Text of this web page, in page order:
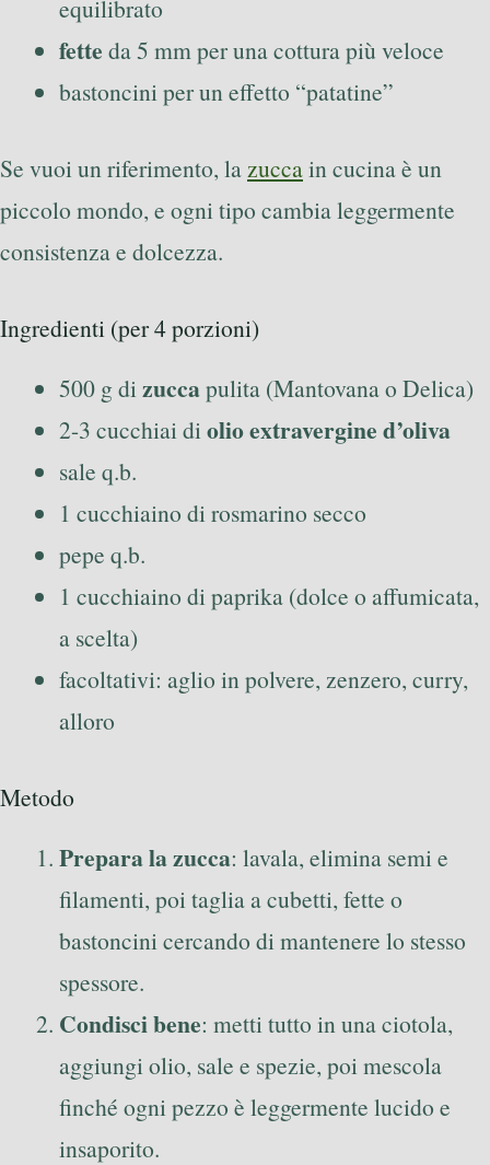
equilibrato
fette da 5 mm per una cottura più veloce
bastoncini per un effetto “patatine”
Se vuoi un riferimento, lazuccain cucina è un
piccolo mondo, e ogni tipo cambia leggermente
consistenza e dolcezza.
Ingredienti (per 4 porzioni)
500 g dizuccapulita (Mantovana o Delica)
2-3 cucchiai diolio extravergine d’oliva
sale q.b.
1 cucchiaino di rosmarino secco
pepe q.b.
1 cucchiaino di paprika (dolce o affumicata,
a scelta)
facoltativi: aglio in polvere, zenzero, curry,
alloro
Metodo
Prepara la zucca: lavala, elimina semi e
filamenti, poi taglia a cubetti, fette o
bastoncini cercando di mantenere lo stesso
spessore.
Condisci bene: metti tutto in una ciotola,
aggiungi olio, sale e spezie, poi mescola
finché ogni pezzo è leggermente lucido e
insaporito.